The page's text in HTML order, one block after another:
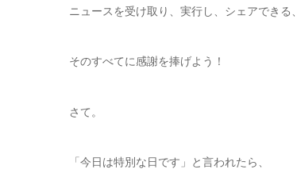
ニュースを受け取り、実行し、シェアできる、
そのすべてに感謝を捧げよう！
さて。
「今日は特別な日です」と言われたら、